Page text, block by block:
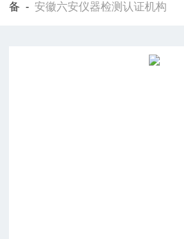
备 -安徽六安仪器检测认证机构